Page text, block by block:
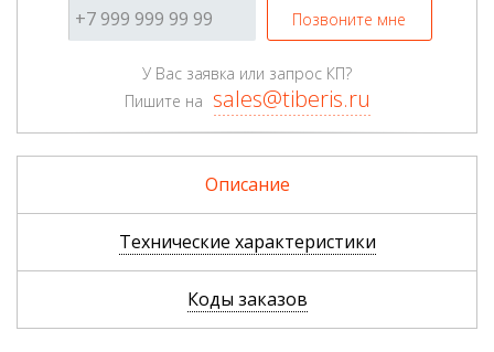
Позвоните мне
У Вас заявка или запрос КП?
Пишите на sales@tiberis.ru
Описание
Технические характеристики
Коды заказов